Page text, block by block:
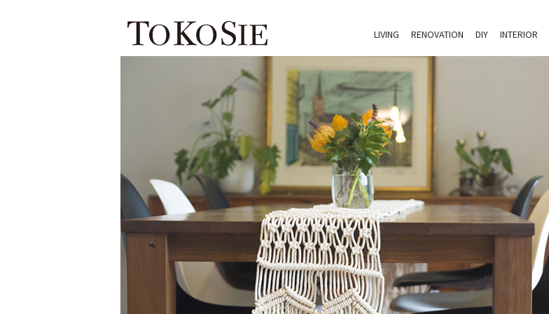
LIVING RENOVATION DIY INTERIOR